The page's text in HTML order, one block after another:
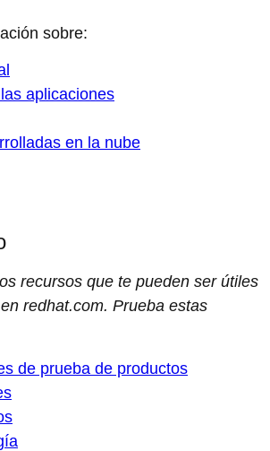
sobre:
aplicaciones
en la nube
recursos que te pueden ser útiles
redhat.com. Prueba estas
de prueba de productos